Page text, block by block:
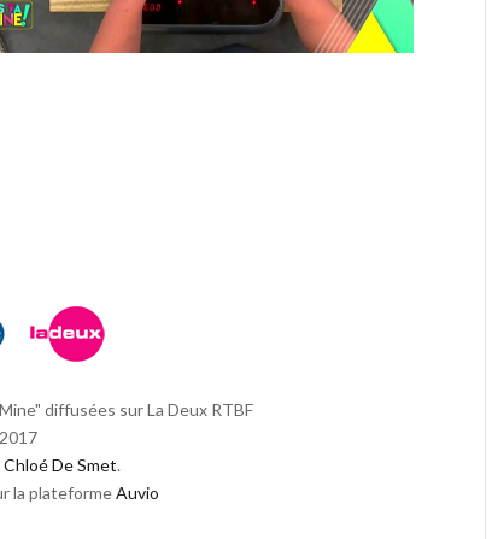
diffusées sur La Deux RTBF
Chloé De Smet.
la plateformeAuvio